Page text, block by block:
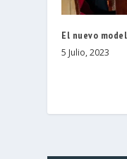
El nuevo
5 Julio, 2023